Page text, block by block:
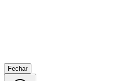
Fechar